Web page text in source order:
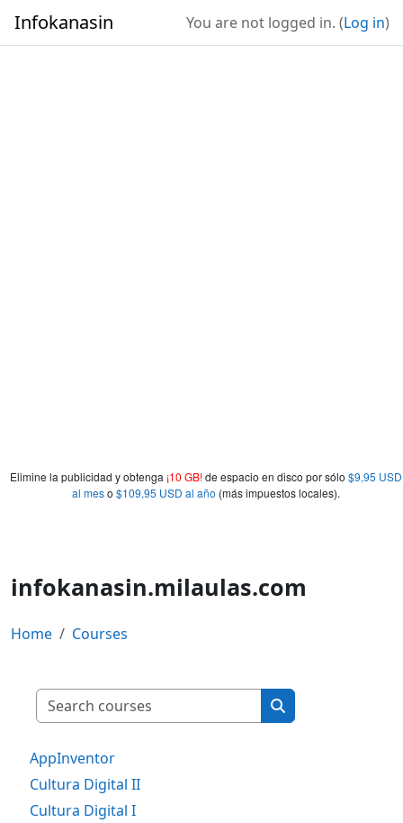
Elimine la publicidad y obtenga ¡10 GB!de espacio en disco por sólo $9,95 USD
al meso $109,95 USD al año (más impuestos locales).
Infokanasin You are not logged in. (Log in)
infokanasin.milaulas.com
Home Courses
Search courses
Search courses
AppInventor
Cultura Digital II
Cultura Digital I